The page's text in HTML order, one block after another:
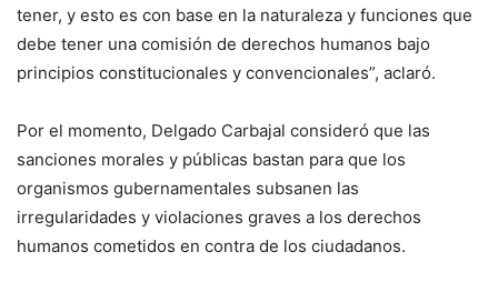
tener, y esto es con base en la naturaleza y funciones que
debe tener una comisión de derechos humanos bajo
principios constitucionales y convencionales”, aclaró.
Por el momento, Delgado Carbajal consideró que las
sanciones morales y públicas bastan para que los
organismos gubernamentales subsanen las
irregularidades y violaciones graves a los derechos
humanos cometidos en contra de los ciudadanos.